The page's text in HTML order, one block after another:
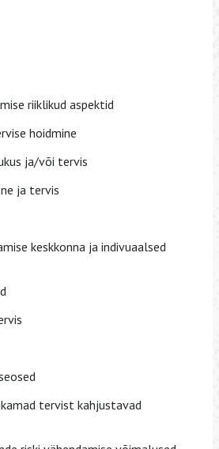
riiklikud aspektid
hoidmine
ja/või tervis
ja tervis
keskkonna ja indivuaalsed
tervist kahjustavad